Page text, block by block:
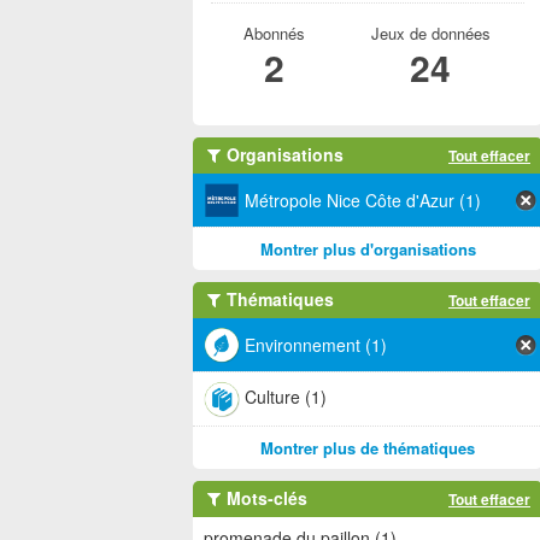
Abonnés
2
Jeux de données
24
Organisations Tout effacer
Métropole Nice Côte d'Azur (1)
Montrer plus d'organisations
Thématiques Tout effacer
Environnement (1)
Culture (1)
Montrer plus de thématiques
Mots-clés Tout effacer